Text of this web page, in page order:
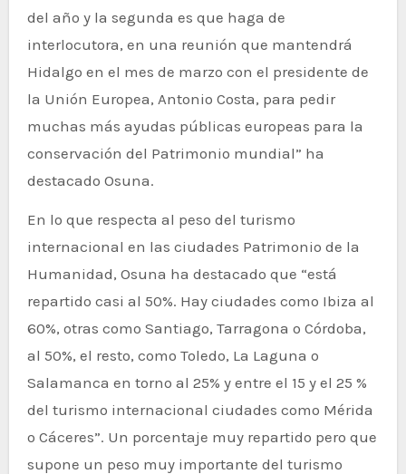
del año y la segunda es que haga de
interlocutora, en una reunión que mantendrá
Hidalgo en el mes de marzo con el presidente de
la Unión Europea, Antonio Costa, para pedir
muchas más ayudas públicas europeas para la
conservación del Patrimonio mundial” ha
destacado Osuna.
En lo que respecta al peso del turismo
internacional en las ciudades Patrimonio de la
Humanidad, Osuna ha destacado que “está
repartido casi al 50%. Hay ciudades como Ibiza al
60%, otras como Santiago, Tarragona o Córdoba,
al 50%, el resto, como Toledo, La Laguna o
Salamanca en torno al 25% y entre el 15 y el 25 %
del turismo internacional ciudades como Mérida
o Cáceres”. Un porcentaje muy repartido pero que
supone un peso muy importante del turismo